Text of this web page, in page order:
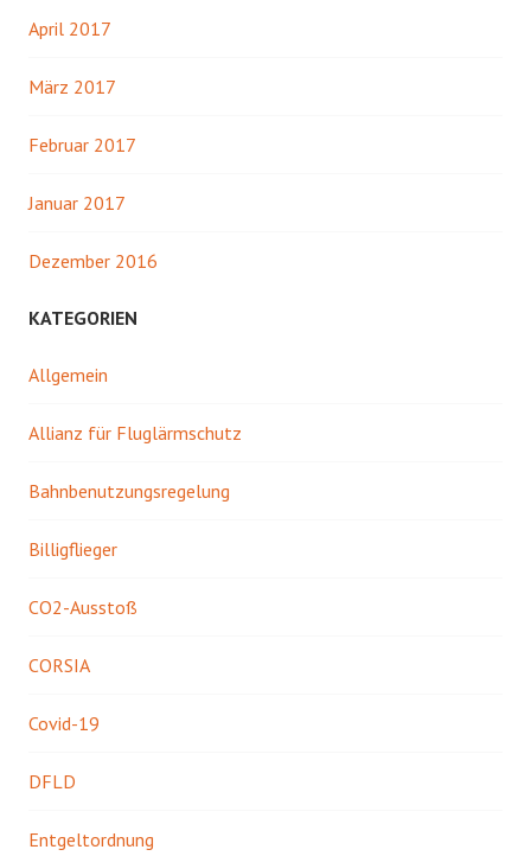
April 2017
März 2017
Februar 2017
Januar 2017
Dezember 2016
KATEGORIEN
Allgemein
Allianz für Fluglärmschutz
Bahnbenutzungsregelung
Billigflieger
CO2-Ausstoß
CORSIA
Covid-19
DFLD
Entgeltordnung